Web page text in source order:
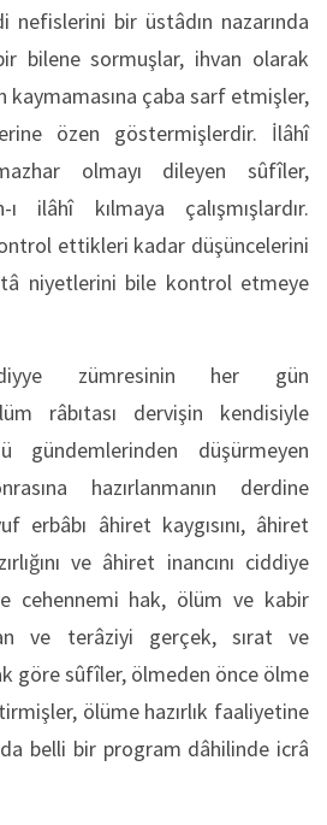
nefislerini bir üstâdın nazarında
bilene sormuşlar, ihvan olarak
kaymamasına çaba sarf etmişler,
özen göstermişlerdir. İlâhî
olmayı dileyen sûfîler,
ilâhî kılmaya çalışmışlardır.
ettikleri kadar düşüncelerini
niyetlerini bile kontrol etmeye
zümresinin her gün
râbıtası dervişin kendisiyle
gündemlerinden düşürmeyen
hazırlanmanın derdine
erbâbı âhiret kaygısını, âhiret
ve âhiret inancını ciddiye
cehennemi hak, ölüm ve kabir
ve terâziyi gerçek, sırat ve
göre sûfîler, ölmeden önce ölme
ölüme hazırlık faaliyetine
belli bir program dâhilinde icrâ